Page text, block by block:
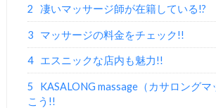
2 凄いマッサージ師が在籍している!?
3 マッサージの料金をチェック!!
4 エスニックな店内も魅力!!
5
KASALONG massage（カサロング
こう!!